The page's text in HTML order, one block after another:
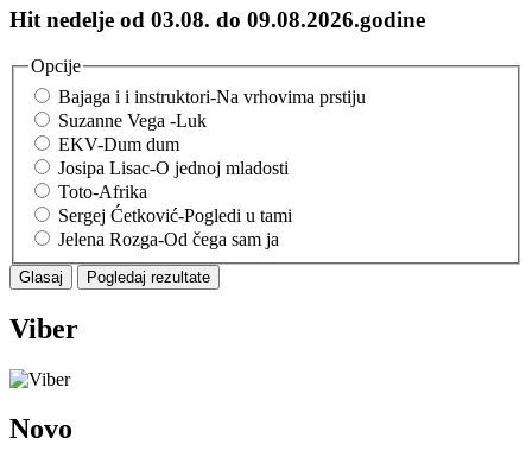
Hit nedelje od 03.08. do 09.08.2026.godine
Opcije
Bajaga i i instruktori-Na vrhovima prstiju
Suzanne Vega -Luk
EKV-Dum dum
Josipa Lisac-O jednoj mladosti
Toto-Afrika
Sergej Ćetković-Pogledi u tami
Jelena Rozga-Od čega sam ja
Viber
Novo